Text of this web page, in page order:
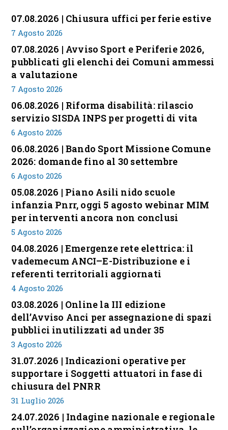
07.08.2026 | Chiusura uffici per ferie estive
7 Agosto 2026
07.08.2026 | Avviso Sport e Periferie 2026,
pubblicati gli elenchi dei Comuni ammessi
a valutazione
7 Agosto 2026
06.08.2026 | Riforma disabilità: rilascio
servizio SISDA INPS per progetti di vita
6 Agosto 2026
06.08.2026 | Bando Sport Missione Comune
2026: domande fino al 30 settembre
6 Agosto 2026
05.08.2026 | Piano Asili nido scuole
infanzia Pnrr, oggi 5 agosto webinar MIM
per interventi ancora non conclusi
5 Agosto 2026
04.08.2026 | Emergenze rete elettrica: il
vademecum ANCI–E-Distribuzione e i
referenti territoriali aggiornati
4 Agosto 2026
03.08.2026 | Online la III edizione
dell’Avviso Anci per assegnazione di spazi
pubblici inutilizzati ad under 35
3 Agosto 2026
31.07.2026 | Indicazioni operative per
supportare i Soggetti attuatori in fase di
chiusura del PNRR
31 Luglio 2026
24.07.2026 | Indagine nazionale e regionale